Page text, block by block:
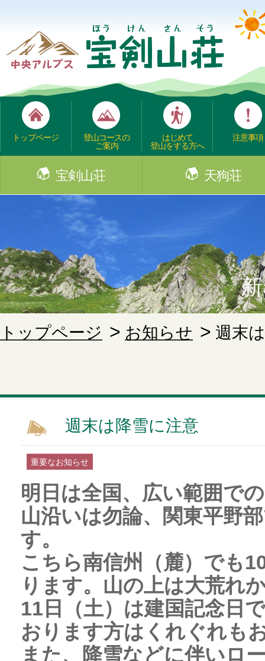
トップページ
登山コースの
ご案内
はじめて
登山をする方へ
注意事項
宝剣山荘 天狗荘
トップページ お知らせ 週末
週末は降雪に注意
重要なお知らせ
明日は全国、広い範囲で
山沿いは勿論、関東平野
す。
こちら南信州（麓）でも
ります。山の上は大荒れ
11日（土）は建国記念日
おります方はくれぐれも
また、降雪などに伴いロ